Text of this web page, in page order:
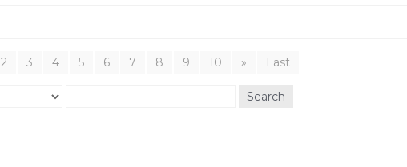
2 3 4 5 6 7 8 9 10 » Last
Search